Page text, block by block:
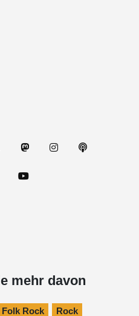
mehr davon
Folk Rock Rock